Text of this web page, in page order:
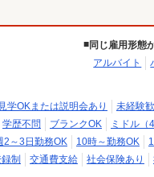
同じ雇用形態
アルバイト
学OKまたは説明会あり 未経験
学歴不問 ブランクOK ミドル（
2～3日勤務OK 10時～勤務OK
制 交通費支給 社会保険あり